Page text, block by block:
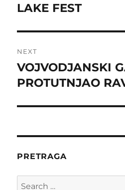
post:
LAKE FEST
NEXT
Next
post:
VOJVODJANSKI
PROTUTNJAO
PRETRAGA
Search